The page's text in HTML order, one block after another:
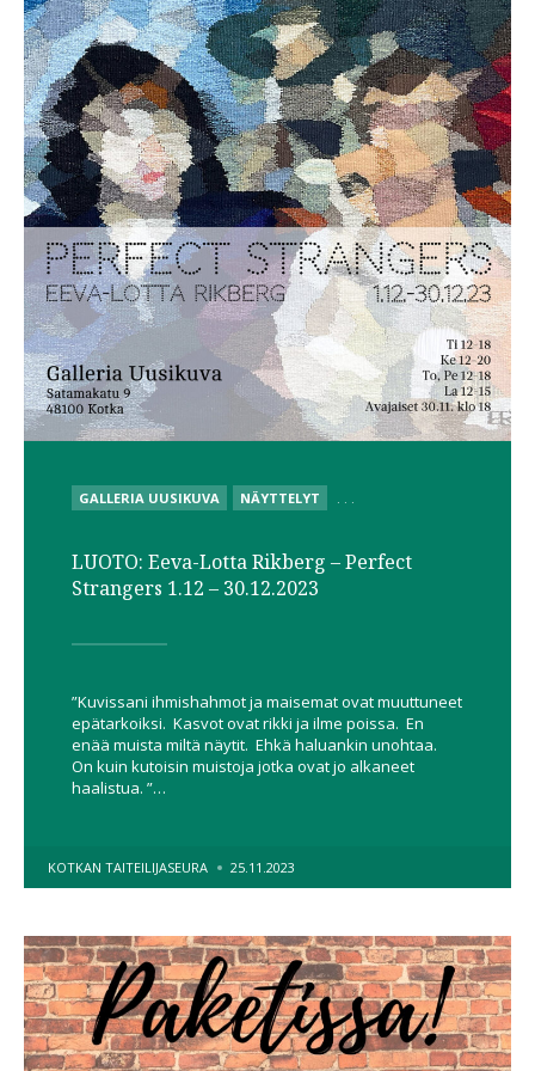
POSTED
IN
GALLERIA UUSIKUVA NÄYTTELYT
LUOTO: Eeva-Lotta Rikberg – Perfect
Strangers 1.12 – 30.12.2023
”Kuvissani ihmishahmot ja maisemat ovat muuttuneet
epätarkoiksi. Kasvot ovat rikki ja ilme poissa. En
enää muista miltä näytit. Ehkä haluankin unohtaa.
On kuin kutoisin muistoja jotka ovat jo alkaneet
haalistua. ”…
POSTED
KOTKAN TAITEILIJASEURA 25.11.2023